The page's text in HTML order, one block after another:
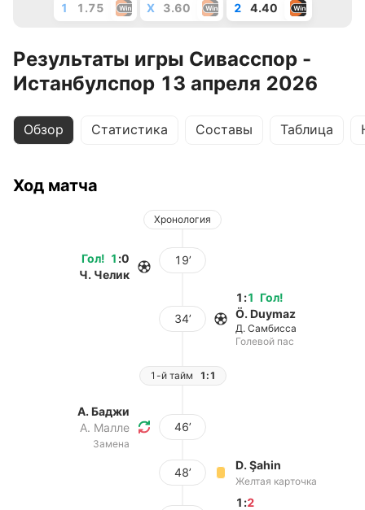
1 1.75 X 3.60 2 4.40
Результаты игры Сивасспор -
Истанбулспор 13 апреля 2026
Обзор Статистика Составы Таблица
Ход матча
Хронология
Гол! 1 :0
Ч. Челик
19’
34’
Гол!
1 :1
Ö. Duymaz
Д. Самбисса
Голевой пас
1-й тайм 1:1
А. Баджи
А. Малле
Замена
46’
48’
D. Şahin
Желтая карточка
1 :2